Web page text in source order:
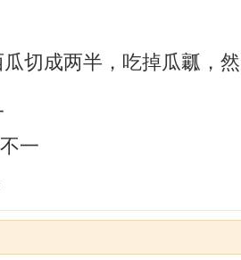
瓜切成两半，吃掉瓜瓤，
一